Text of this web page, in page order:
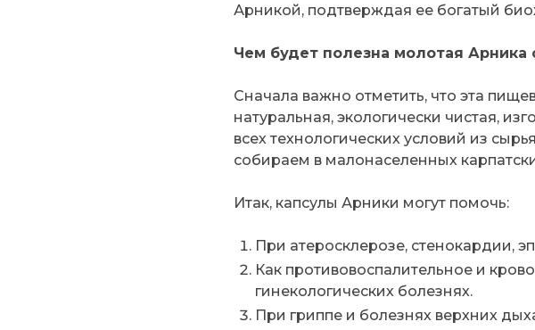
Арникой, подтверждая ее богатый
Чем будет полезна молотая Арника
Сначала важно отметить, что эта
натуральная, экологически чистая,
всех технологических условий из
собираем в малонаселенных
Итак, капсулы Арники могут помочь:
При атеросклерозе, стенокардии,
Как противовоспалительное и
гинекологических болезнях.
При гриппе и болезнях верхних